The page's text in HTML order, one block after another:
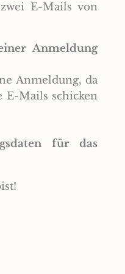
E-Mails von
Anmeldung
Anmeldung, da
E-Mails schicken
für das